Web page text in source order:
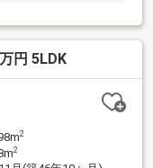
円 5LDK
2
2